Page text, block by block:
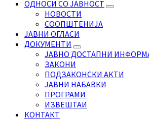
ОДНОСИ СО ЈАВНОСТ
НОВОСТИ
СООПШТЕНИЈА
ЈАВНИ ОГЛАСИ
ДОКУМЕНТИ
ЈАВНО ДОСТАПНИ
ЗАКОНИ
ПОДЗАКОНСКИ АКТИ
ЈАВНИ НАБАВКИ
ПРОГРАМИ
ИЗВЕШТАИ
КОНТАКТ